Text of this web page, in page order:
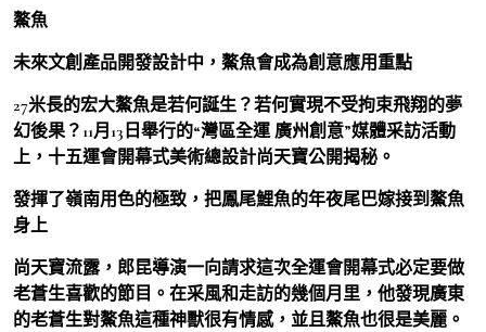
鰲魚
未來文創產品開發設計中，鰲魚會成為創意應用重點
27米長的宏大鰲魚是若何誕生？若何實現不受拘束飛翔的夢
幻後果？11月13日舉行的“灣區全運 廣州創意”媒體采訪活動
上，十五運會開幕式美術總設計尚天寶公開揭秘。
發揮了嶺南用色的極致，把鳳尾鯉魚的年夜尾巴嫁接到鰲魚
身上
尚天寶流露，郎昆導演一向請求這次全運會開幕式必定要做
老蒼生喜歡的節目。在采風和走訪的幾個月里，他發現廣東
的老蒼生對鰲魚這種神獸很有情感，並且鰲魚也很是美麗。